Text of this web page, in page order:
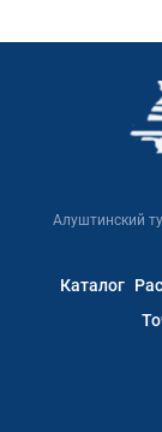
Алуштинский
Каталог